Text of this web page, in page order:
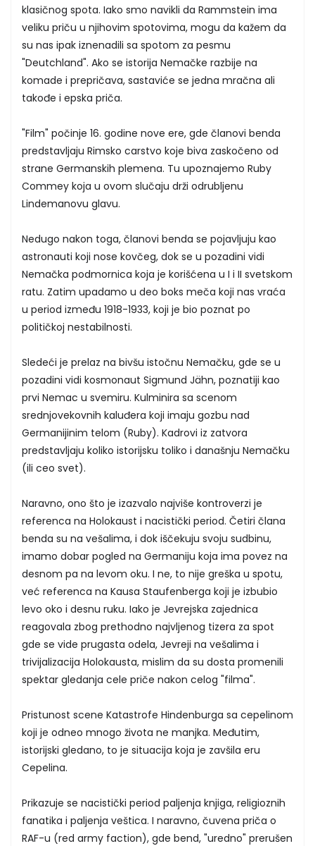
klasičnog spota. Iako smo navikli da Rammstein ima
veliku priču u njihovim spotovima, mogu da kažem da
su nas ipak iznenadili sa spotom za pesmu
"Deutchland". Ako se istorija Nemačke razbije na
komade i prepričava, sastaviće se jedna mračna ali
takođe i epska priča.
"Film" počinje 16. godine nove ere, gde članovi benda
predstavljaju Rimsko carstvo koje biva zaskočeno od
strane Germanskih plemena. Tu upoznajemo Ruby
Commey koja u ovom slučaju drži odrubljenu
Lindemanovu glavu.
Nedugo nakon toga, članovi benda se pojavljuju kao
astronauti koji nose kovčeg, dok se u pozadini vidi
Nemačka podmornica koja je korišćena u I i II svetskom
ratu. Zatim upadamo u deo boks meča koji nas vraća
u period između 1918-1933, koji je bio poznat po
političkoj nestabilnosti.
Sledeći je prelaz na bivšu istočnu Nemačku, gde se u
pozadini vidi kosmonaut Sigmund Jähn, poznatiji kao
prvi Nemac u svemiru. Kulminira sa scenom
srednjovekovnih kaluđera koji imaju gozbu nad
Germanijinim telom (Ruby). Kadrovi iz zatvora
predstavljaju koliko istorijsku toliko i današnju Nemačku
(ili ceo svet).
Naravno, ono što je izazvalo najviše kontroverzi je
referenca na Holokaust i nacistički period. Četiri člana
benda su na vešalima, i dok iščekuju svoju sudbinu,
imamo dobar pogled na Germaniju koja ima povez na
desnom pa na levom oku. I ne, to nije greška u spotu,
već referenca na Kausa Staufenberga koji je izbubio
levo oko i desnu ruku. Iako je Jevrejska zajednica
reagovala zbog prethodno najvljenog tizera za spot
gde se vide prugasta odela, Jevreji na vešalima i
trivijalizacija Holokausta, mislim da su dosta promenili
spektar gledanja cele priče nakon celog "filma".
Pristunost scene Katastrofe Hindenburga sa cepelinom
koji je odneo mnogo života ne manjka. Međutim,
istorijski gledano, to je situacija koja je zavšila eru
Cepelina.
Prikazuje se nacistički period paljenja knjiga, religioznih
fanatika i paljenja veštica. I naravno, čuvena priča o
RAF-u (red army faction), gde bend, "uredno" prerušen